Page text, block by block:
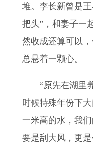
堆。李长新曾是
把头”，和妻子一
然收成还算可以
总悬着一颗心。
“原先在湖里
时候特殊年份下
一米高的水，我
要是刮大风，更